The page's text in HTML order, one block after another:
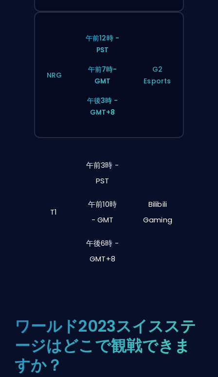
NRG
午前12時 -
PST
午前7時-
GMT
午後3時 -
GMT+8
G2
Esports
T1
午前3時 -
PST
午前10時
- GMT
午後6時 -
GMT+8
Bilibili
Gaming
ワールド2023スイスステ
ージはどこで観戦できま
すか？